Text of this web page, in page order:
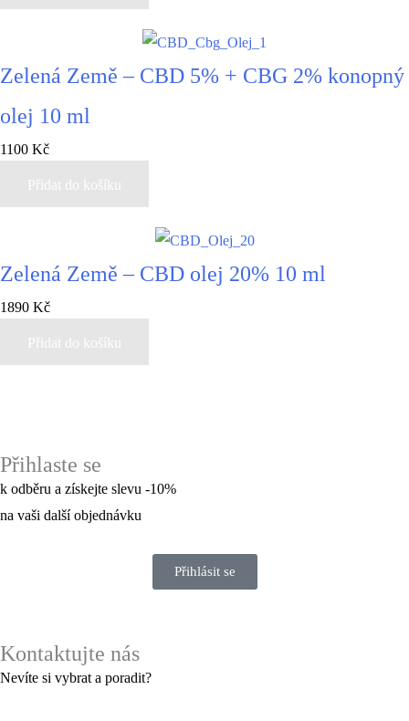
Zelená Země – CBD 5% + CBG 2% konopný
olej 10 ml
1100 Kč
Přidat do košíku
Zelená Země – CBD olej 20% 10 ml
1890 Kč
Přidat do košíku
Přihlaste se
k odběru a získejte slevu -10%
na vaši další objednávku
Přihlásit se
Kontaktujte nás
Nevíte si vybrat a poradit?